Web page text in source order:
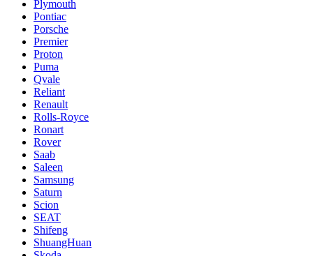
Plymouth
Pontiac
Porsche
Premier
Proton
Puma
Qvale
Reliant
Renault
Rolls-Royce
Ronart
Rover
Saab
Saleen
Samsung
Saturn
Scion
SEAT
Shifeng
ShuangHuan